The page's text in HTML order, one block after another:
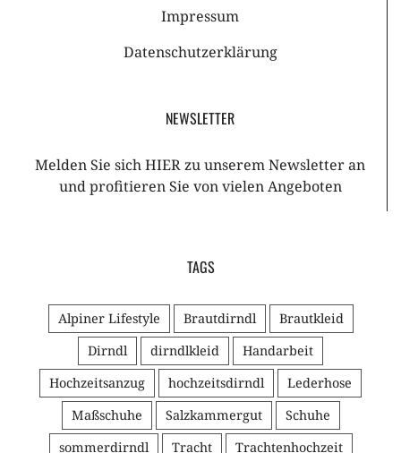
Impressum
Datenschutzerklärung
NEWSLETTER
Melden Sie sich HIER zu unserem Newsletter an
und profitieren Sie von vielen Angeboten
TAGS
Alpiner Lifestyle Brautdirndl
Brautkleid
Dirndl
dirndlkleid
Handarbeit
Hochzeitsanzug
hochzeitsdirndl
Lederhose
Maßschuhe
Salzkammergut
Schuhe
sommerdirndl
Tracht Trachtenhochzeit